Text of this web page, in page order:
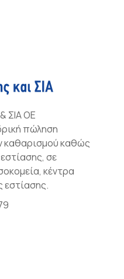
ΣΙΑ ΟΕ
πώληση
καθαρισμού καθώς
σε
κέντρα
εστίασης.